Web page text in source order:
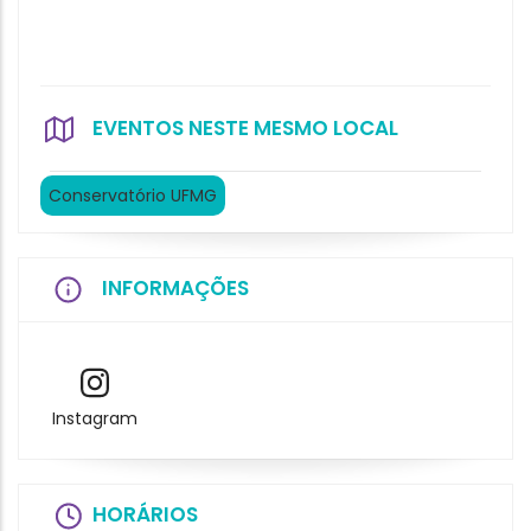
EVENTOS NESTE MESMO LOCAL
Conservatório UFMG
INFORMAÇÕES
Instagram
HORÁRIOS